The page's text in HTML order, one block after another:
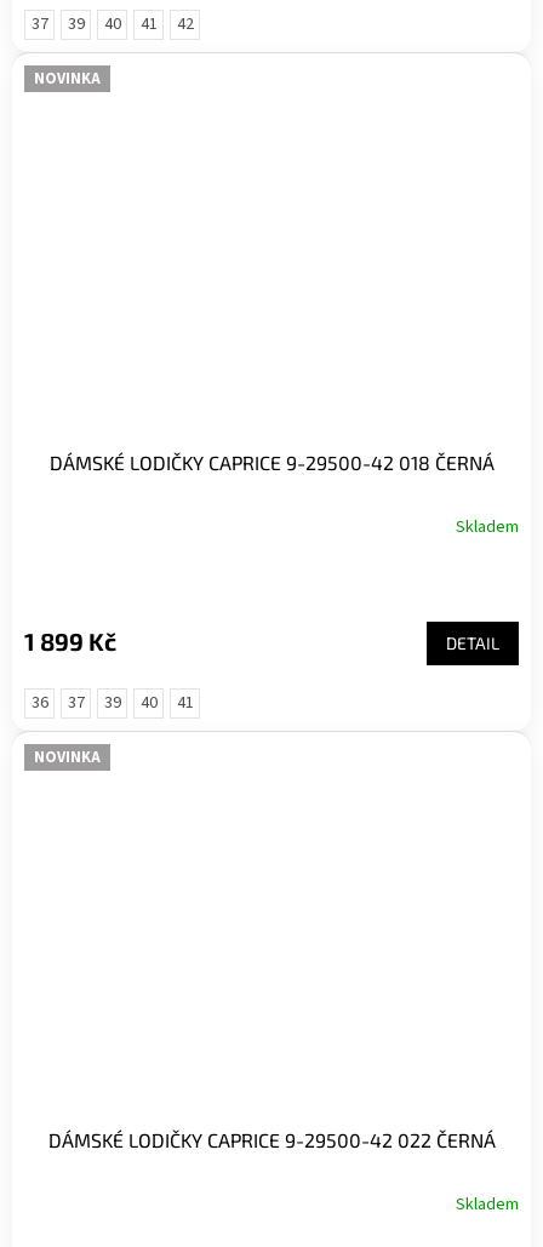
37 39 40 41 42
NOVINKA
DÁMSKÉ LODIČKY CAPRICE 9-29500-42 018 ČERNÁ
Skladem
1 899 Kč DETAIL
36 37 39 40 41
NOVINKA
DÁMSKÉ LODIČKY CAPRICE 9-29500-42 022 ČERNÁ
Skladem